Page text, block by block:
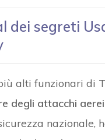
dei segreti
alti funzionari di
degli attacchi
nazionale,